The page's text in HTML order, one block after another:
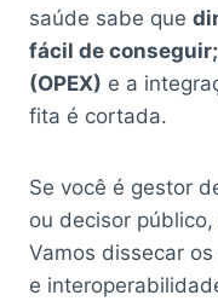
saúde sabe que
fácil de
(OPEX) e a
fita é cortada.
Se você é gestor
ou decisor
Vamos dissecar
e